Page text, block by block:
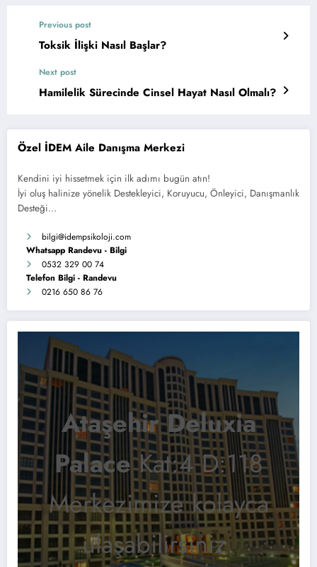
Özel İDEM Aile Danışma Merkezi
Kendini iyi hissetmek için ilk adımı bugün atın!
İyi oluş halinize yönelik Destekleyici, Koruyucu, Önleyici, Danışmanlık
Desteği…
bilgi@idempsikoloji.com
Whatsapp Randevu - Bilgi
0532 329 00 74
Telefon Bilgi - Randevu
0216 650 86 76
Ataşehir Deluxia
PalaceKat:4 D:118
Merkezimize kolayca
ulaşabilirsiniz.
Previous post
Toksik İlişki Nasıl Başlar?
Next post
Hamilelik Sürecinde Cinsel Hayat Nasıl Olmalı?